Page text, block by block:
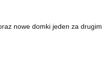
nowe domki jeden za drugim